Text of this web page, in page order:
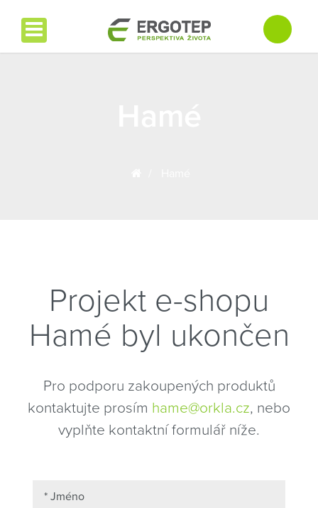
Projekt e-shopu
Hamé byl ukončen
Pro podporu zakoupených produktů
kontaktujte prosím hame@orkla.cz, nebo
vyplňte kontaktní formulář níže.